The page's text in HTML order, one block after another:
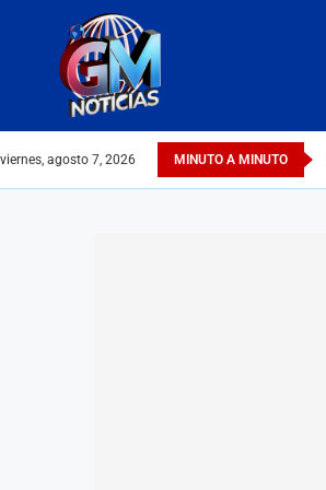
viernes, agosto 7, 2026 MINUTO A MINUTO